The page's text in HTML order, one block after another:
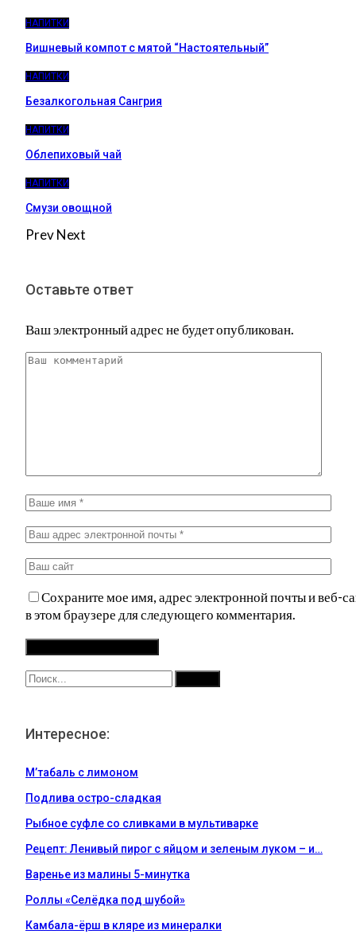
НАПИТКИ
Вишневый компот с мятой “Настоятельный”
НАПИТКИ
Безалкогольная Сангрия
НАПИТКИ
Облепиховый чай
НАПИТКИ
Смузи овощной
PrevNext
Оставьте ответ
Ваш электронный адрес не будет опубликован.
Сохраните мое имя, адрес электронной почты и веб-
в этом браузере для следующего комментария.
Интересное:
М’табаль с лимоном
Подлива остро-сладкая
Рыбное суфле со сливками в мультиварке
Рецепт: Ленивый пирог с яйцом и зеленым луком – и…
Варенье из малины 5-минутка
Роллы «Селёдка под шубой»
Камбала-ёрш в кляре из минералки